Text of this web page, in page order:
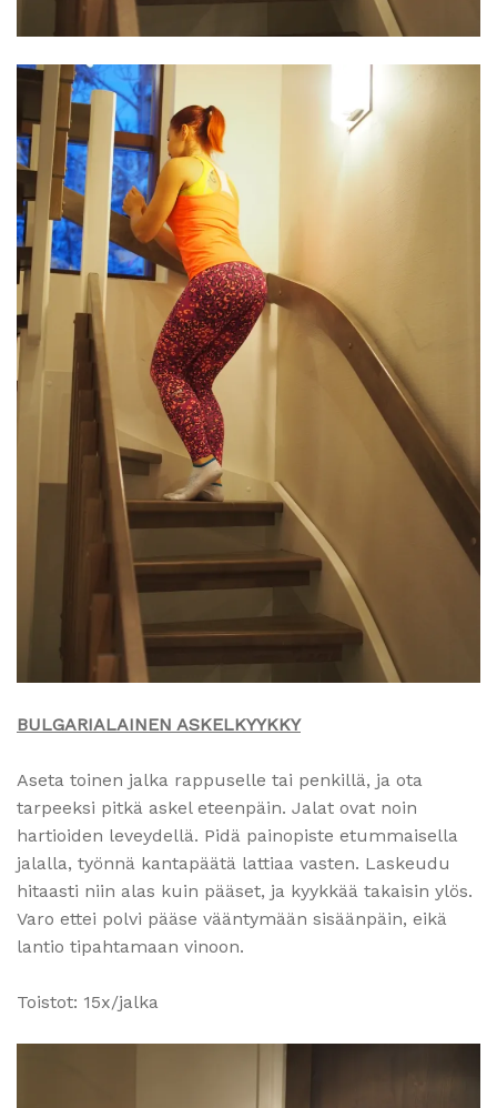
BULGARIALAINEN ASKELKYYKKY
Aseta toinen jalka rappuselle tai penkillä, ja ota
tarpeeksi pitkä askel eteenpäin. Jalat ovat noin
hartioiden leveydellä. Pidä painopiste etummaisella
jalalla, työnnä kantapäätä lattiaa vasten. Laskeudu
hitaasti niin alas kuin pääset, ja kyykkää takaisin ylös.
Varo ettei polvi pääse vääntymään sisäänpäin, eikä
lantio tipahtamaan vinoon.
Toistot: 15x/jalka